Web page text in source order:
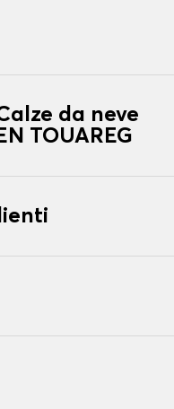
da neve
TOUAREG